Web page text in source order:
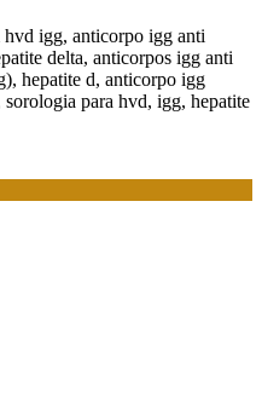
hvd igg, anticorpo igg anti
delta, anticorpos igg anti
hepatite d, anticorpo igg
para hvd, igg, hepatite